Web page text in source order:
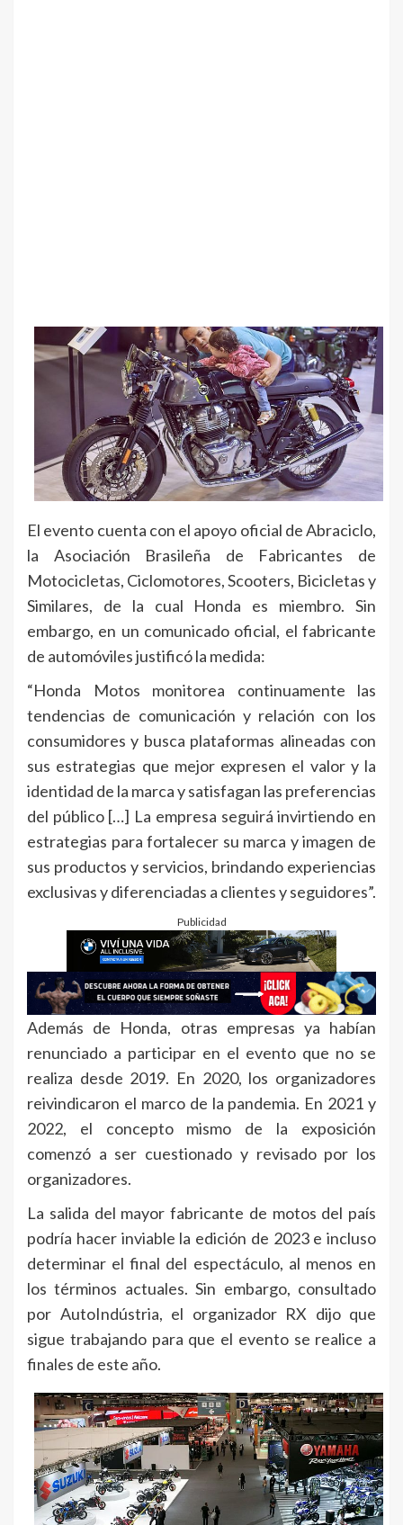
El evento cuenta con el apoyo oficial de Abraciclo,
la Asociación Brasileña de Fabricantes de
Motocicletas, Ciclomotores, Scooters, Bicicletas y
Similares, de la cual Honda es miembro. Sin
embargo, en un comunicado oficial, el fabricante
de automóviles justificó la medida:
“Honda Motos monitorea continuamente las
tendencias de comunicación y relación con los
consumidores y busca plataformas alineadas con
sus estrategias que mejor expresen el valor y la
identidad de la marca y satisfagan las preferencias
del público […] La empresa seguirá invirtiendo en
estrategias para fortalecer su marca y imagen de
sus productos y servicios, brindando experiencias
exclusivas y diferenciadas a clientes y seguidores”.
Publicidad
Además de Honda, otras empresas ya habían
renunciado a participar en el evento que no se
realiza desde 2019. En 2020, los organizadores
reivindicaron el marco de la pandemia. En 2021 y
2022, el concepto mismo de la exposición
comenzó a ser cuestionado y revisado por los
organizadores.
La salida del mayor fabricante de motos del país
podría hacer inviable la edición de 2023 e incluso
determinar el final del espectáculo, al menos en
los términos actuales. Sin embargo, consultado
por AutoIndústria, el organizador RX dijo que
sigue trabajando para que el evento se realice a
finales de este año.